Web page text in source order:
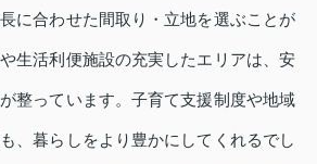
に合わせた間取り・立地を選ぶことが
生活利便施設の充実したエリアは、安
整っています。子育て支援制度や地域
、暮らしをより豊かにしてくれるでし